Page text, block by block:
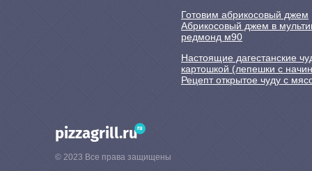
Готовим абрикосовый джем
Абрикосовый джем в
редмонд м90
Настоящие дагестанские
картошкой (лепешки с
Рецепт открытое чуду с
pizzagrill.ruru
© 2023 Все права защищены